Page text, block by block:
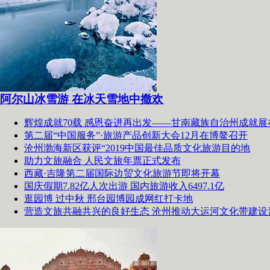
阿尔山冰雪游 在冰天雪地中撒欢
辉煌成就70载 感恩奋进再出发——甘南藏族自治州成就展
第二届“中国服务”·旅游产品创新大会12月在博鳌召开
沧州渤海新区获评“2019中国最佳品质文化旅游目的地
助力文旅融合 人民文旅年票正式发布
西藏·吉隆第二届国际边贸文化旅游节即将开幕
国庆假期7.82亿人次出游 国内旅游收入6497.1亿
逛园博 过中秋 邢台园博园成网红打卡地
营造文旅共融共兴的良好生态 沧州推动大运河文化带建设